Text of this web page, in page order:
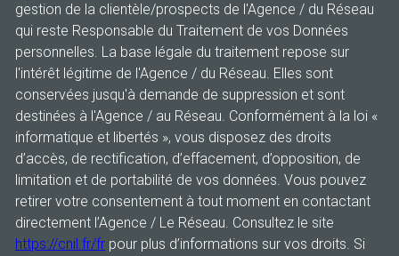
gestion de la clientèle/prospects de l'Agence / du Réseau
qui reste Responsable du Traitement de vos Données
personnelles. La base légale du traitement repose sur
l'intérêt légitime de l'Agence / du Réseau. Elles sont
conservées jusqu'à demande de suppression et sont
destinées à l'Agence / au Réseau. Conformément à la loi «
informatique et libertés », vous disposez des droits
d’accès, de rectification, d’effacement, d’opposition, de
limitation et de portabilité de vos données. Vous pouvez
retirer votre consentement à tout moment en contactant
directement l’Agence / Le Réseau. Consultez le site
https://cnil.fr/fr pour plus d’informations sur vos droits. Si